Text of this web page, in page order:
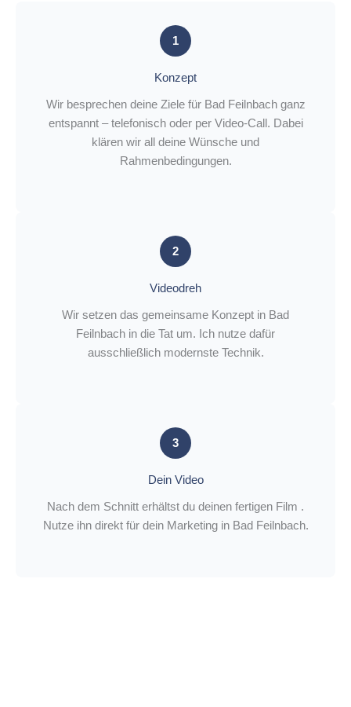
1
Konzept
Wir besprechen deine Ziele für Bad Feilnbach ganz
entspannt – telefonisch oder per Video-Call. Dabei
klären wir all deine Wünsche und
Rahmenbedingungen.
2
Videodreh
Wir setzen das gemeinsame Konzept in Bad
Feilnbach in die Tat um. Ich nutze dafür
ausschließlich modernste Technik.
3
Dein Video
Nach dem Schnitt erhältst du deinen fertigen Film .
Nutze ihn direkt für dein Marketing in Bad Feilnbach.